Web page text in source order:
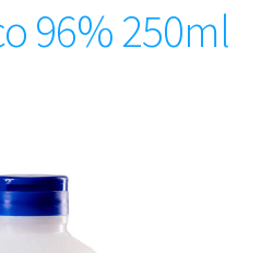
96% 250ml